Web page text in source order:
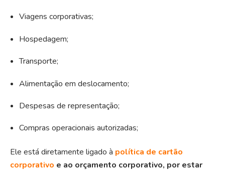
Viagens corporativas;
Hospedagem;
Transporte;
Alimentação em deslocamento;
Despesas de representação;
Compras operacionais autorizadas;
Ele está diretamente ligado à política de cartão
corporativo e ao orçamento corporativo, por estar